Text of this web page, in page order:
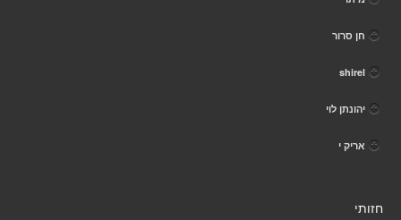
חן סרור
shirel
יהונתן לוי
אריק י
חזותי